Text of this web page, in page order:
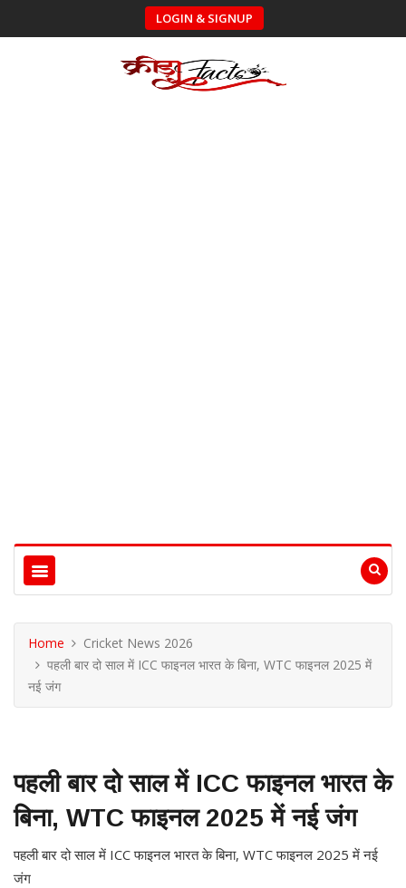
LOGIN & SIGNUP
Home
Cricket News 2026
पहली बार दो साल में ICC फाइनल भारत के बिना, WTC फाइनल 2025 में
नई जंग
पहली बार दो साल में ICC फाइनल भारत के
बिना, WTC फाइनल 2025 में नई जंग
पहली बार दो साल में ICC फाइनल भारत के बिना, WTC फाइनल 2025 में नई
जंग